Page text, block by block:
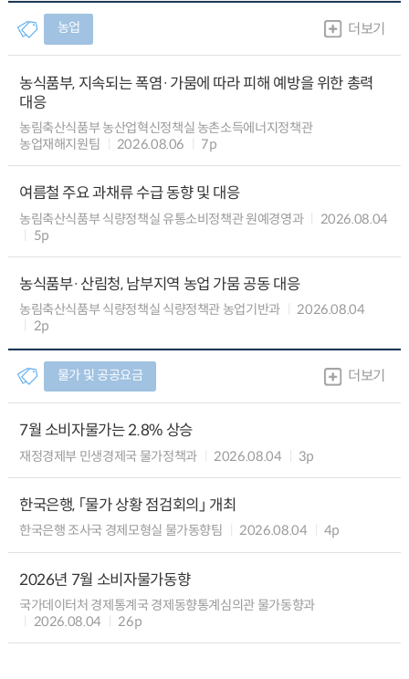
농업 더보기
농식품부, 지속되는 폭염·가뭄에 따라 피해 예방을 위한 총력
대응
농림축산식품부 농산업혁신정책실 농촌소득에너지정책관
농업재해지원팀
2026.08.06 7p
여름철 주요 과채류 수급 동향 및 대응
농림축산식품부 식량정책실 유통소비정책관 원예경영과
2026.08.04
5p
농식품부·산림청, 남부지역 농업 가뭄 공동 대응
농림축산식품부 식량정책실 식량정책관 농업기반과
2026.08.04
2p
물가 및 공공요금 더보기
7월 소비자물가는 2.8% 상승
재정경제부 민생경제국 물가정책과 2026.08.04 3p
한국은행, 「물가 상황 점검회의」 개최
한국은행 조사국 경제모형실 물가동향팀 2026.08.04 4p
2026년 7월 소비자물가동향
국가데이터처 경제통계국 경제동향통계심의관 물가동향과
2026.08.04
26p